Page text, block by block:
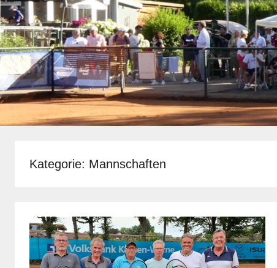
Kategorie: Mannschaften